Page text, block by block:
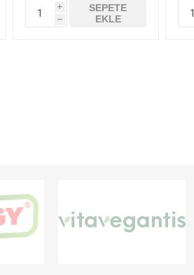
Minik Veganlar
Çorbalar Zeytinler
i
h
SEPETE
EKLE